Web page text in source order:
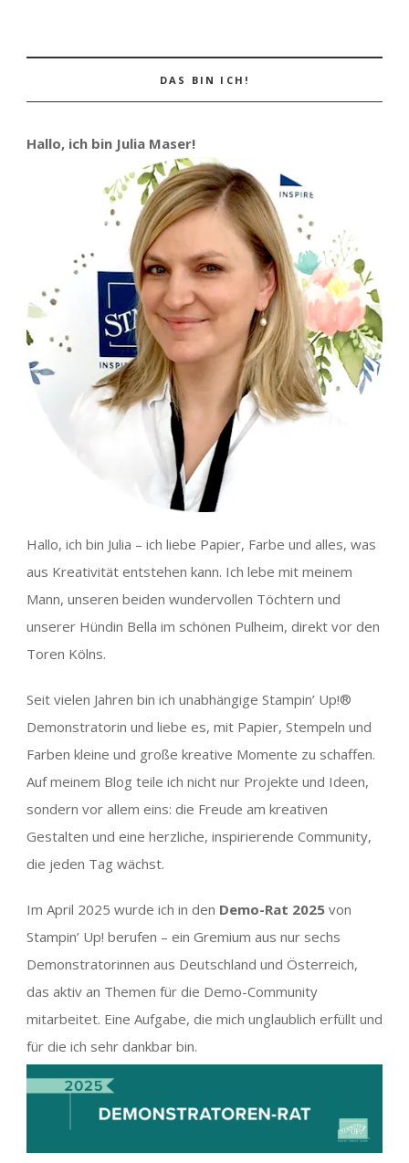
DAS BIN ICH!
Hallo, ich bin Julia Maser!
Hallo, ich bin Julia – ich liebe Papier, Farbe und alles, was
aus Kreativität entstehen kann. Ich lebe mit meinem
Mann, unseren beiden wundervollen Töchtern und
unserer Hündin Bella im schönen Pulheim, direkt vor den
Toren Kölns.
Seit vielen Jahren bin ich unabhängige Stampin’ Up!®
Demonstratorin und liebe es, mit Papier, Stempeln und
Farben kleine und große kreative Momente zu schaffen.
Auf meinem Blog teile ich nicht nur Projekte und Ideen,
sondern vor allem eins: die Freude am kreativen
Gestalten und eine herzliche, inspirierende Community,
die jeden Tag wächst.
Im April 2025 wurde ich in den Demo-Rat 2025 von
Stampin’ Up! berufen – ein Gremium aus nur sechs
Demonstratorinnen aus Deutschland und Österreich,
das aktiv an Themen für die Demo-Community
mitarbeitet. Eine Aufgabe, die mich unglaublich erfüllt und
für die ich sehr dankbar bin.